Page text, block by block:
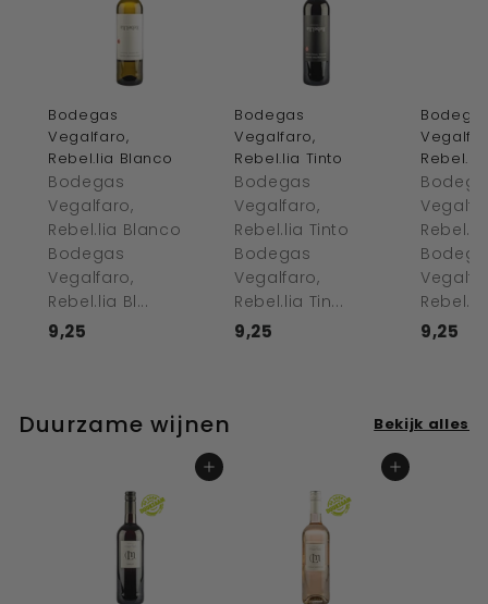
Bodegas
Vegalfaro,
Rebel.lia Blanco
Bodegas
Vegalfaro,
Rebel.lia Blanco
Bodegas
Vegalfaro,
Rebel.lia Bl...
9,25
5
Bodegas
Vegalfaro,
Rebel.lia Tinto
Bodegas
Vegalfaro,
Rebel.lia Tinto
Bodegas
Vegalfaro,
Rebel.lia Tin...
9,25 9,25
5
Duurzame wijnen Bekijk alles
In winkelwagen In winkelwagen